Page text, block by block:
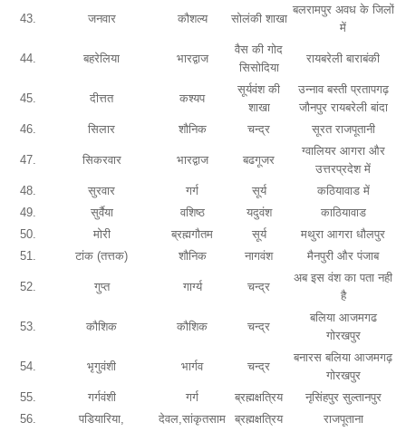
43. जनवार कौशल्य सोलंकी शाखा
बलरामपुर अवध के जिलों
में
44. बहरेलिया भारद्वाज
वैस की गोद
सिसोदिया
रायबरेली बाराबंकी
45. दीत्तत कश्यप
सूर्यवंश की
शाखा
उन्नाव बस्ती प्रतापगढ़
जौनपुर रायबरेली बांदा
46.
सिलार शौनिक चन्द्र सूरत राजपूतानी
47. सिकरवार भारद्वाज बढगूजर
ग्वालियर आगरा और
उत्तरप्रदेश में
48.
सुरवार गर्ग सूर्य
कठियावाड में
49.
सुर्वैया वशिष्ठ यदुवंश
काठियावाड
50.
मोरी ब्रह्मगौतम सूर्य
मथुरा आगरा धौलपुर
51.
टांक (तत्तक) शौनिक नागवंश मैनपुरी और पंजाब
52. गुप्त गार्ग्य चन्द्र
अब इस वंश का पता नही
है
53. कौशिक कौशिक चन्द्र
बलिया आजमगढ
गोरखपुर
54. भृगुवंशी भार्गव चन्द्र
बनारस बलिया आजमगढ़
गोरखपुर
55.
गर्गवंशी गर्ग ब्रह्मक्षत्रिय
नृसिंहपुर सुल्तानपुर
56.
पडियारिया, देवल,सांकृतसाम ब्रह्मक्षत्रिय
राजपूताना